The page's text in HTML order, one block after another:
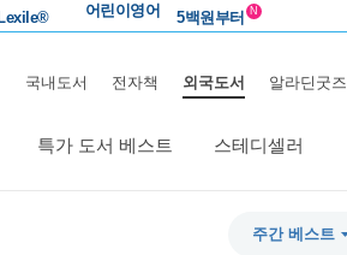
어린이영어
5백원부터 N
국내도서 전자책 외국도서 알라딘굿즈
특가 도서 베스트 스테디셀러
주간 베스트